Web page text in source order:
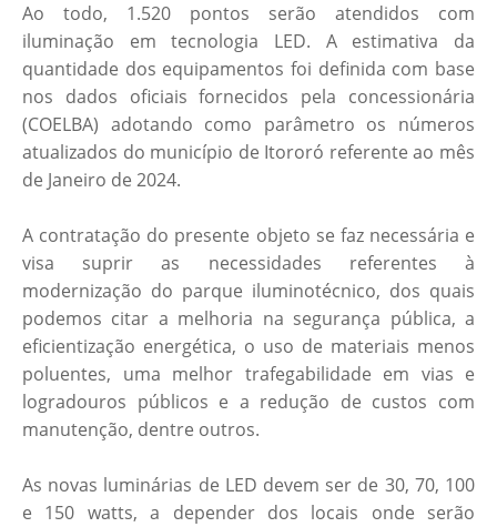
Ao todo, 1.520 pontos serão atendidos com
iluminação em tecnologia LED. A estimativa da
quantidade dos equipamentos foi definida com base
nos dados oficiais fornecidos pela concessionária
(COELBA) adotando como parâmetro os números
atualizados do município de Itororó referente ao mês
de Janeiro de 2024.
A contratação do presente objeto se faz necessária e
visa suprir as necessidades referentes à
modernização do parque iluminotécnico, dos quais
podemos citar a melhoria na segurança pública, a
eficientização energética, o uso de materiais menos
poluentes, uma melhor trafegabilidade em vias e
logradouros públicos e a redução de custos com
manutenção, dentre outros.
As novas luminárias de LED devem ser de 30, 70, 100
e 150 watts, a depender dos locais onde serão